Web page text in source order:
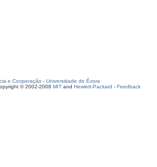
e Cooperação - Universidade de Évora
© 2002-2008 MIT and Hewlett-Packard - Feedback